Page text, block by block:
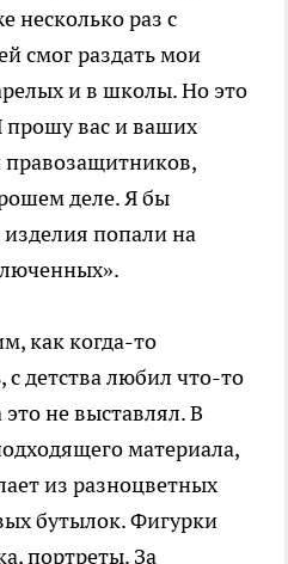
несколько раз с
смог раздать мои
и в школы. Но это
прошу вас и ваших
правозащитников,
деле. Я бы
попали на
как когда-то
с детства любил что-то
не выставлял. В
материала,
из разноцветных
бутылок. Фигурки
портреты. За